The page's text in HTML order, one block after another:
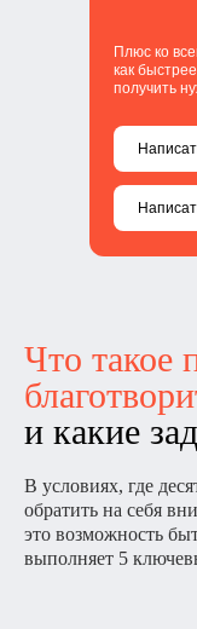
Плюс ко
как
получить
Что такое
и какие
В условиях, где
обратить на себя
это возможность
выполняет 5